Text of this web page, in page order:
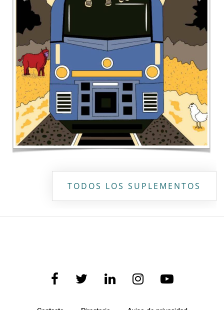
Contacto Directorio Aviso de privacidad
Copyright ©2026 Todos los derechos reservados | La Jornada
Maya